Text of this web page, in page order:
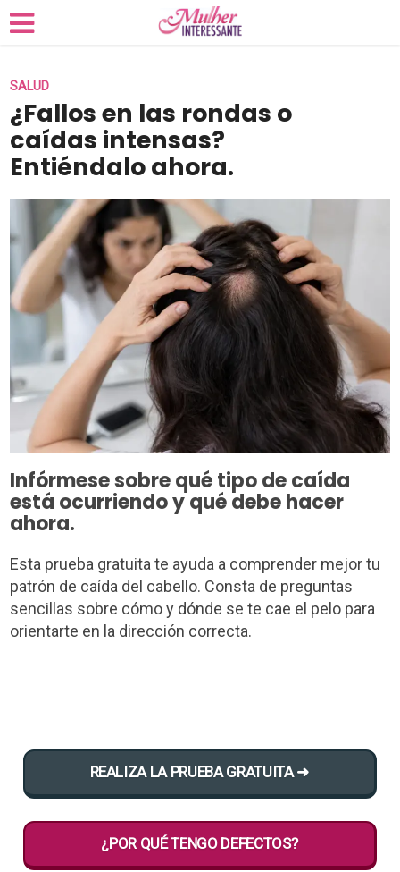
SALUD
¿Fallos en las rondas o
caídas intensas?
Entiéndalo ahora.
Infórmese sobre qué tipo de caída
está ocurriendo y qué debe hacer
ahora.
Esta prueba gratuita te ayuda a comprender mejor tu
patrón de caída del cabello. Consta de preguntas
sencillas sobre cómo y dónde se te cae el pelo para
orientarte en la dirección correcta.
REALIZA LA PRUEBA GRATUITA ➜
¿POR QUÉ TENGO DEFECTOS?